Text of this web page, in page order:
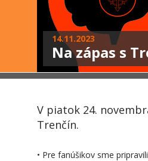
14.11.2023
Na zápas s
V piatok 24.
Trenčín.
• Pre fanúšikov sme